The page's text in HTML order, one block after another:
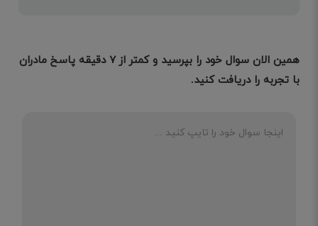
همین الان سوال خود را بپرسید و کمتر از ۷ دقیقه پاسخ مادران
با تجربه را دریافت کنید.